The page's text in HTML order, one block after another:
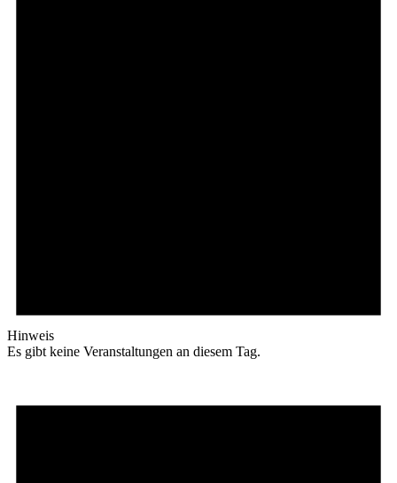
Hinweis
Es gibt keine Veranstaltungen an diesem Tag.